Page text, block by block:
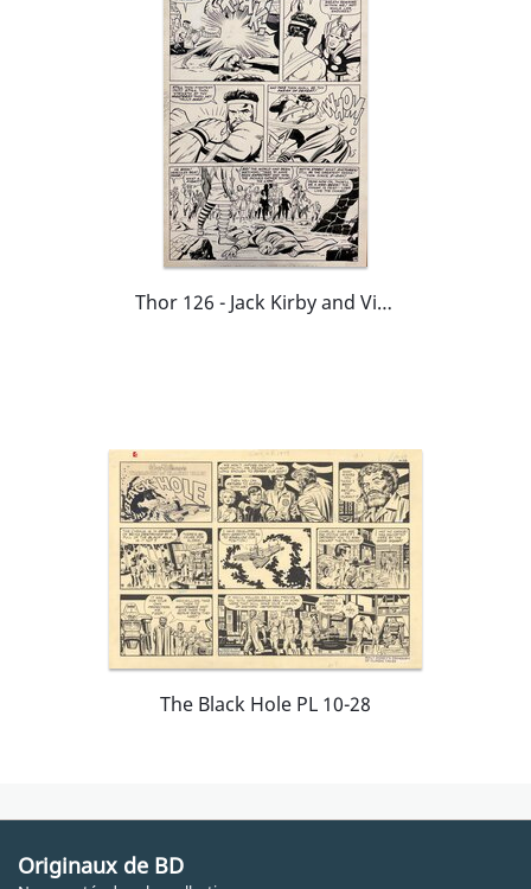
Thor 126 - Jack Kirby and Vince Colletta - page 14
The Black Hole PL 10-28
Originaux de BD